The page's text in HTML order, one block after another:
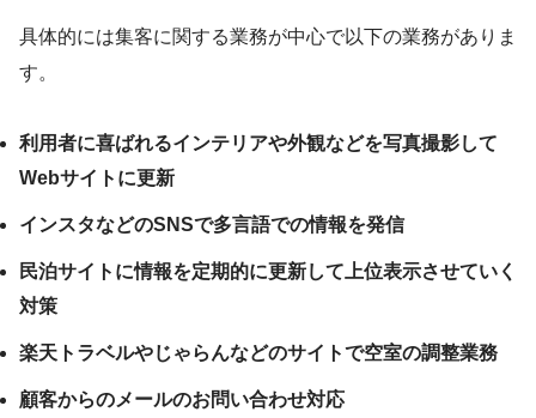
具体的には集客に関する業務が中心で以下の業務がありま
す。
利用者に喜ばれるインテリアや外観などを写真撮影して
Webサイトに更新
インスタなどのSNSで多言語での情報を発信
民泊サイトに情報を定期的に更新して上位表示させていく
対策
楽天トラベルやじゃらんなどのサイトで空室の調整業務
顧客からのメールのお問い合わせ対応